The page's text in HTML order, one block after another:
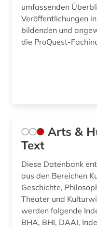
jazzband (1)
jazzmusiker (1)
johannes (1)
umfassenden
Veröffentlichungen
bildenden und
die ProQuest-
Arts &
Text
Diese Datenbank
aus den Bereichen
Geschichte,
Theater und
werden folgende
BHA, BHI, DAAI,